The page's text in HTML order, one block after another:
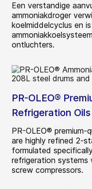
Een verstandige
ammoniakdroger
koelmiddelcyclus en
ontluchters.
PR-OLEO®
Refrigeration Oils
PR-OLEO® premium-
are highly refined 2-
formulated
refrigeration systems
screw compressors.